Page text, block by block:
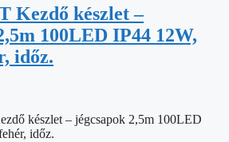
Kezdő készlet –
100LED IP44 12W,
időz.